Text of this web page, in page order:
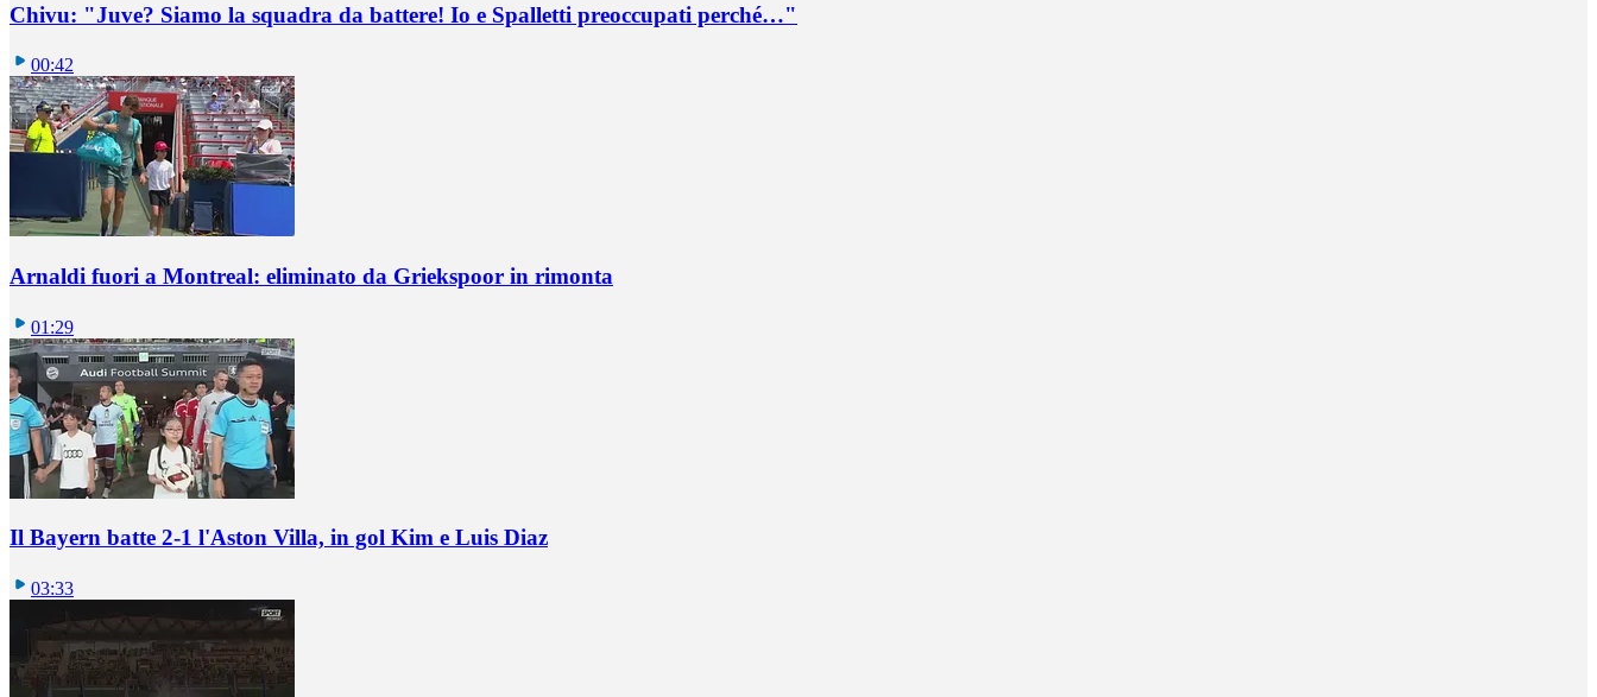
Chivu: "Juve? Siamo la squadra da battere! Io e Spalletti preoccupati perché…"
00:42
Arnaldi fuori a Montreal: eliminato da Griekspoor in rimonta
01:29
Il Bayern batte 2-1 l'Aston Villa, in gol Kim e Luis Diaz
03:33